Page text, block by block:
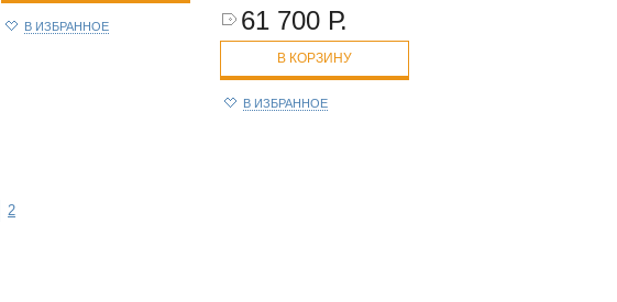
В ИЗБРАННОЕ 61 700 Р.
В КОРЗИНУ
В ИЗБРАННОЕ
2